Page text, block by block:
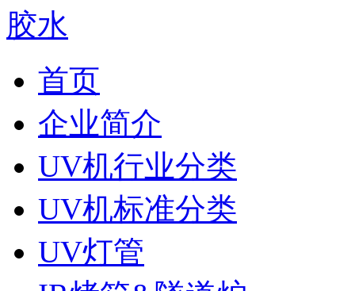
胶水
首页
企业简介
UV机行业分类
UV机标准分类
UV灯管